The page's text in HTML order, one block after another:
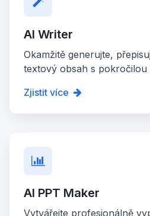
AI Writer
Okamžitě generujte,
textový obsah s pokročilou
Zjistit více
AI PPT Maker
Vytvářejte profesionálně